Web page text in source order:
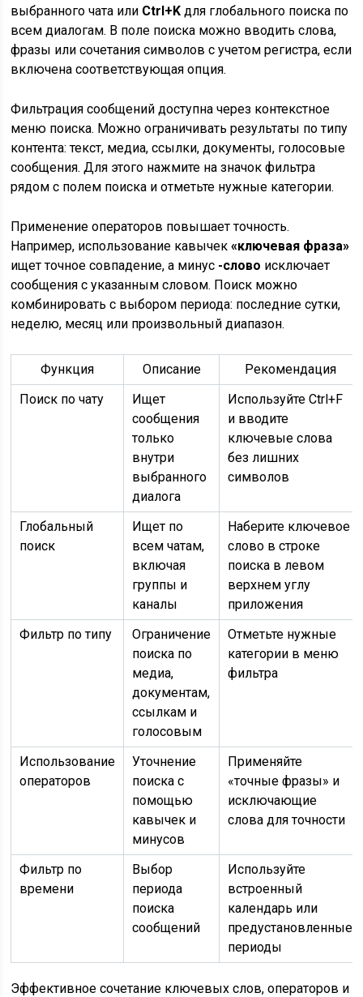
выбранного чата или Ctrl+K для глобального поиска по
всем диалогам. В поле поиска можно вводить слова,
фразы или сочетания символов с учетом регистра, если
включена соответствующая опция.
Фильтрация сообщений доступна через контекстное
меню поиска. Можно ограничивать результаты по типу
контента: текст, медиа, ссылки, документы, голосовые
сообщения. Для этого нажмите на значок фильтра
рядом с полем поиска и отметьте нужные категории.
Применение операторов повышает точность.
Например, использование кавычек«ключевая фраза»
ищет точное совпадение, а минус -слово исключает
сообщения с указанным словом. Поиск можно
комбинировать с выбором периода: последние сутки,
неделю, месяц или произвольный диапазон.
Функция Описание
Рекомендация
Поиск по чату
Ищет
сообщения
только
внутри
выбранного
диалога
Используйте Ctrl+F
и вводите
ключевые слова
без лишних
символов
Глобальный
поиск
Ищет по
всем чатам,
включая
группы и
каналы
Наберите ключевое
слово в строке
поиска в левом
верхнем углу
приложения
Фильтр по типу
Ограничение
поиска по
медиа,
документам,
ссылкам и
голосовым
Отметьте нужные
категории в меню
фильтра
Использование
операторов
Уточнение
поиска с
помощью
кавычек и
минусов
Применяйте
«точные фразы» и
исключающие
слова для точности
Фильтр по
времени
Выбор
периода
поиска
сообщений
Используйте
встроенный
календарь или
предустановленные
периоды
Эффективное сочетание ключевых слов, операторов и